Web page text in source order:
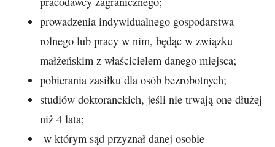
prowadzenia indywidualnego gospodarstwa
rolnego lub pracy w nim, będąc w związku
małżeńskim z właścicielem danego miejsca;
pobierania zasiłku dla osób bezrobotnych;
studiów doktoranckich, jeśli nie trwają one dłużej
niż 4 lata;
w którym sąd przyznał danej osobie